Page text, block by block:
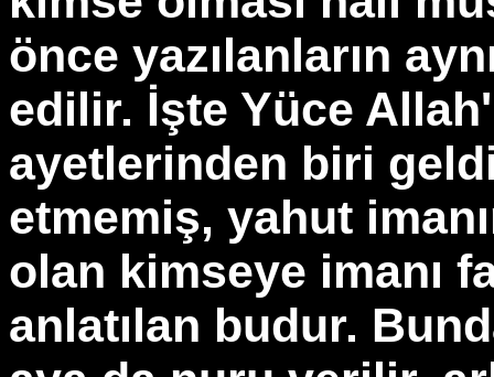
önce yazılanların
edilir. İşte Yüce
ayetlerinden biri
etmemiş, yahut
olan kimseye imanı
anlatılan budur.